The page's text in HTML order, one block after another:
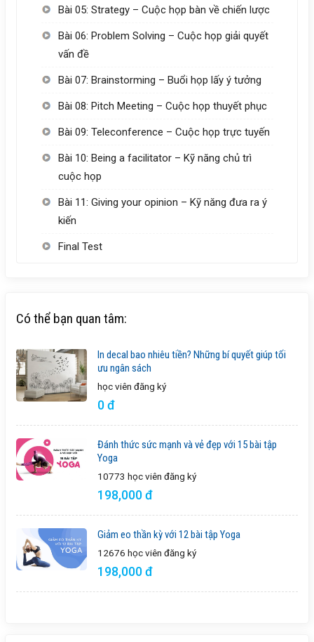
Bài 05: Strategy – Cuộc họp bàn về chiến lược
Bài 06: Problem Solving – Cuộc họp giải quyết
vấn đề
Bài 07: Brainstorming – Buổi họp lấy ý tưởng
Bài 08: Pitch Meeting – Cuộc họp thuyết phục
Bài 09: Teleconference – Cuộc họp trực tuyến
Bài 10: Being a facilitator – Kỹ năng chủ trì
cuộc họp
Bài 11: Giving your opinion – Kỹ năng đưa ra ý
kiến
Final Test
Có thể bạn quan tâm:
In decal bao nhiêu tiền? Những bí quyết giúp tối
ưu ngân sách
học viên đăng ký
0 đ
Đánh thức sức mạnh và vẻ đẹp với 15 bài tập
Yoga
10773 học viên đăng ký
198,000 đ
Giảm eo thần kỳ với 12 bài tập Yoga
12676 học viên đăng ký
198,000 đ